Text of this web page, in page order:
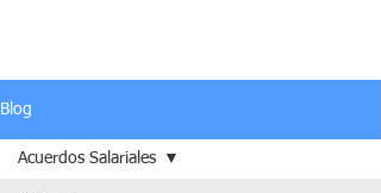
Blog
Acuerdos Salariales